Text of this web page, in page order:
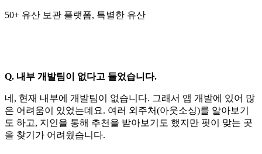
50+ 유산 보관 플랫폼, 특별한 유산
Q. 내부 개발팀이 없다고 들었습니다.
네, 현재 내부에 개발팀이 없습니다. 그래서 앱 개발에 있어 많
은 어려움이 있었는데요. 여러 외주처(아웃소싱)를 알아보기
도 하고, 지인을 통해 추천을 받아보기도 했지만 핏이 맞는 곳
을 찾기가 어려웠습니다.